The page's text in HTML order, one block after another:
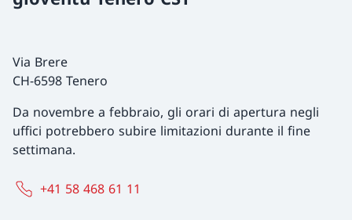
Via Brere
CH-6598 Tenero
Da novembre a febbraio, gli orari di apertura negli
uffici potrebbero subire limitazioni durante il fine
settimana.
+41 58 468 61 11